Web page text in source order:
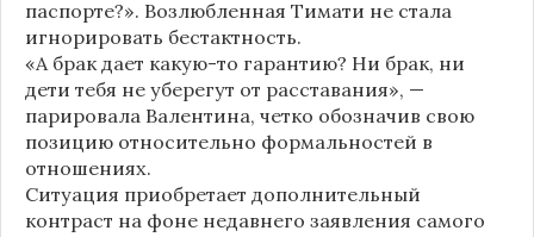
паспорте?». Возлюбленная Тимати не стала
игнорировать бестактность.
«А брак дает какую-то гарантию? Ни брак, ни
дети тебя не уберегут от расставания», —
парировала Валентина, четко обозначив свою
позицию относительно формальностей в
отношениях.
Ситуация приобретает дополнительный
контраст на фоне недавнего заявления самого